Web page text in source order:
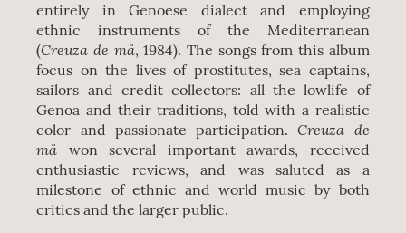
entirely in Genoese dialect and employing
ethnic instruments of the Mediterranean
(Creuza de mä, 1984). The songs from this album
focus on the lives of prostitutes, sea captains,
sailors and credit collectors: all the lowlife of
Genoa and their traditions, told with a realistic
color and passionate participation.Creuza de
mä won several important awards, received
enthusiastic reviews, and was saluted as a
milestone of ethnic and world music by both
critics and the larger public.